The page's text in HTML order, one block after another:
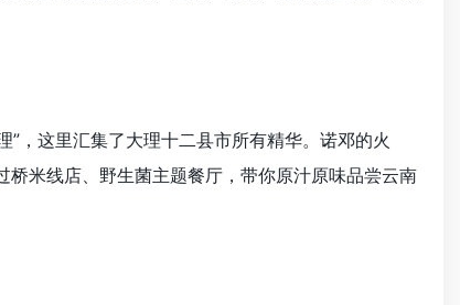
，这里汇集了大理十二县市所有精华。诺邓的火
米线店、野生菌主题餐厅，带你原汁原味品尝云南